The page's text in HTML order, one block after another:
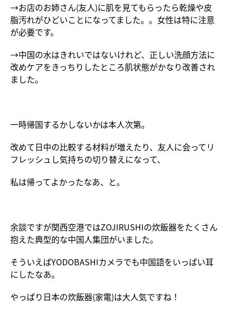
→お店のお姉さん(友人)に肌を見てもらったら乾燥や皮
脂汚れがひどいことになってました。。女性は特に注意
が必要です。
→中国の水はきれいではないけれど、正しい洗顔方法に
改めケアをきっちりしたところ肌状態がかなり改善され
ました。
一時帰国するかしないかは本人次第。
改めて日中の比較する材料が増えたり、友人に会ってリ
フレッシュし気持ちの切り替えになって、
私は帰ってよかったなあ、と。
余談ですが関西空港ではZOJIRUSHIの炊飯器をたくさん
抱えた典型的な中国人集団がいました。
そういえばYODOBASHIカメラでも中国語をいっぱい耳
にしたなあ。
やっぱり日本の炊飯器(家電)は大人気ですね！